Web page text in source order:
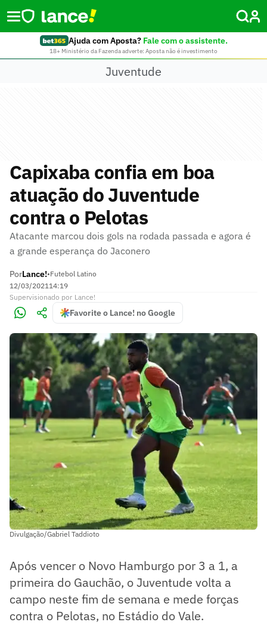
Ajuda com Aposta? Fale com o assistente.
18+ Ministério da Fazenda adverte: Aposta não é investimento
Juventude
Capixaba confia em boa
atuação do Juventude
contra o Pelotas
Atacante marcou dois gols na rodada passada e agora é
a grande esperança do Jaconero
PorLance!•Futebol Latino
12/03/202114:19
Supervisionado por Lance!
Favorite o Lance! no Google
Divulgação/Gabriel Taddioto
Após vencer o Novo Hamburgo por 3 a 1, a
primeira do Gauchão, o Juventude volta a
campo neste fim de semana e mede forças
contra o Pelotas, no Estádio do Vale.